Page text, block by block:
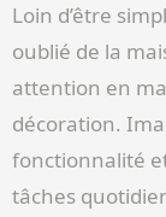
Loin d’être
oublié de la
attention en
décoration.
fonctionnalité
tâches